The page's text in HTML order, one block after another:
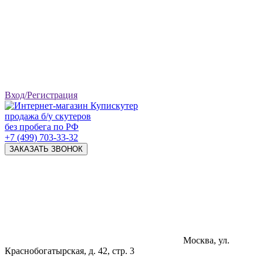
Вход/Регистрация
продажа б/у скутеров
без пробега по РФ
+7 (499) 703-33-32
ЗАКАЗАТЬ ЗВОНОК
Москва, ул.
Краснобогатырская, д. 42, стр. 3